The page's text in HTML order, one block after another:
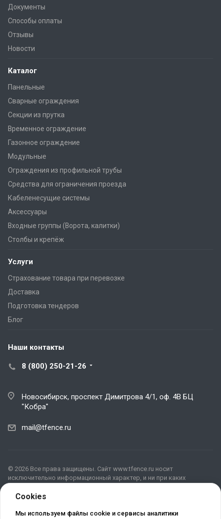
Документы
Способы оплаты
Отзывы
Новости
Каталог
Панельные
Сварные ограждения
Секции из прутка
Временное ограждение
Газонное ограждение
Модульные
Ограждения из профильной трубы
Средства для ограничения проезда
Кабеленесущие системы
Аксессуары
Входные группы (Ворота, калитки)
Столбы и крепёж
Услуги
Страхование товара при перевозке
Доставка
Подготовка тендеров
Блог
Наши контакты
8 (800) 250-21-26
Новосибирск, проспект Димитрова 4/1, оф. 4В БЦ
"Кобра"
mail@tfence.ru
© 2026 Все права защищены. Сайт www.tfence.ru носит
исключительно информационный характер, и ни при каких
положениями ГК РФ. Для получения подробной информации о
пожалуйста, обращайтесь в офис продаж.
Cookies
Мы используем файлы cookie и сервисы аналитики